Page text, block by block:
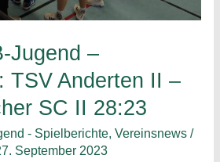
Jugend –
TSV Anderten II –
SC II 28:23
- Spielberichte, Vereinsnews/
September 2023